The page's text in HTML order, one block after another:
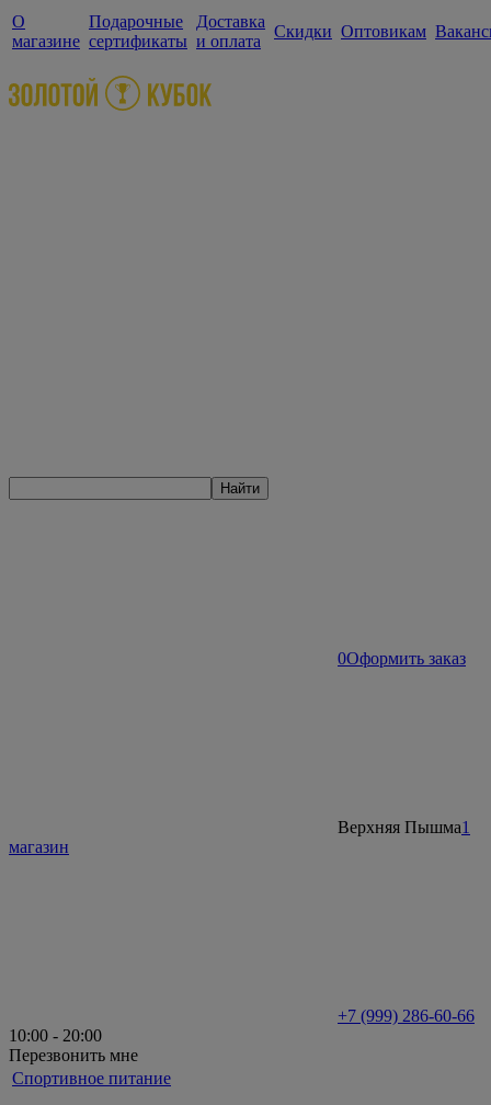
О
магазине
Подарочные
сертификаты
Доставка
и оплата
Скидки Оптовикам
Найти
0Оформить заказ
Верхняя Пышма1
магазин
+7 (999) 286-60-66
10:00 - 20:00
Перезвонить мне
Спортивное питание